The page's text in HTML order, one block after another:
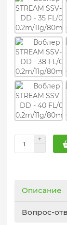
Описание
Вопрос-